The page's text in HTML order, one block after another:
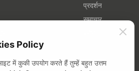
प्रदर्शन
समाचार
Policy
में कुकी उपयोग करते हैं तुम्हें बहुत उत्तम